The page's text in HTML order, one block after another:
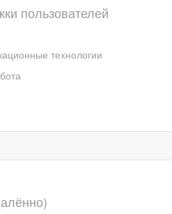
пользователей
технологии